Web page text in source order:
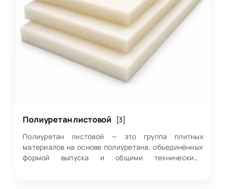
Полиуретан листовой
[3]
Полиуретан листовой — это группа плитных
материалов на основе полиуретана, объединённых
формой выпуска и общими техническими